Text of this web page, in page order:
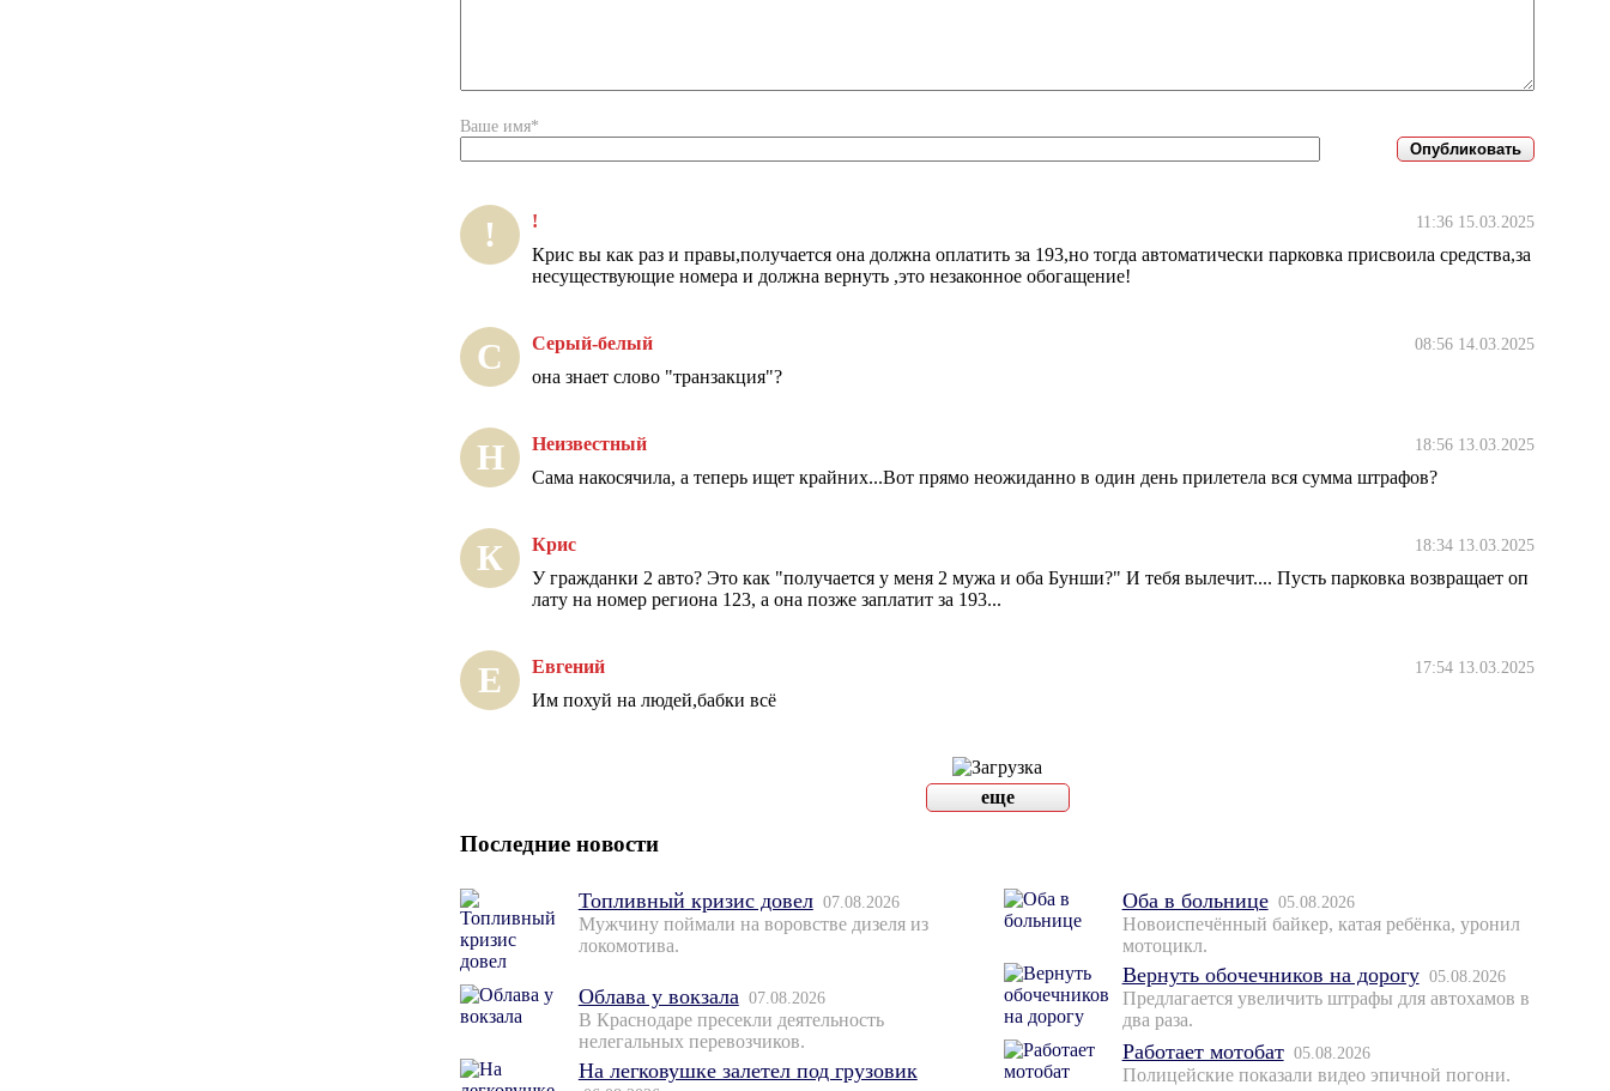
Ваше имя*
! ! 11:36 15.03.2025
Крис вы как раз и правы,получается она должна оплатить за 193,но тогда автоматически парковка присвоила средства,за
несуществующие номера и должна вернуть ,это незаконное обогащение!
С Серый-белый 08:56 14.03.2025
она знает слово "транзакция"?
Н Неизвестный 18:56 13.03.2025
Сама накосячила, а теперь ищет крайних...Вот прямо неожиданно в один день прилетела вся сумма штрафов?
К Крис 18:34 13.03.2025
У гражданки 2 авто? Это как "получается у меня 2 мужа и оба Бунши?" И тебя вылечит.... Пусть парковка возвращает оп
лату на номер региона 123, а она позже заплатит за 193...
Е Евгений 17:54 13.03.2025
Им похуй на людей,бабки всё
еще
Последние новости
Топливный кризис довел 07.08.2026
Мужчину поймали на воровстве дизеля из
локомотива.
Облава у вокзала 07.08.2026
В Краснодаре пресекли деятельность
нелегальных перевозчиков.
На легковушке залетел под грузовик
Оба в больнице 05.08.2026
Новоиспечённый байкер, катая ребёнка, уронил
мотоцикл.
Вернуть обочечников на дорогу 05.08.2026
Предлагается увеличить штрафы для автохамов в
два раза.
Работает мотобат 05.08.2026
Полицейские показали видео эпичной погони.